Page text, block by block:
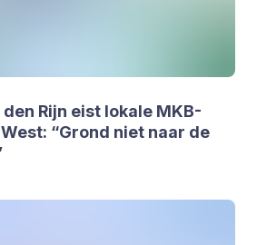
Rijn eist loka­le MKB-
“Grond niet naar de